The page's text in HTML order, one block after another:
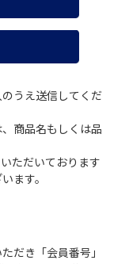
うえ送信してくだ
商品名もしくは品
ただいております
ます。
だき「会員番号」